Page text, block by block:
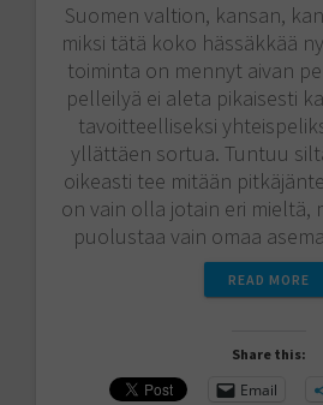
Suomen valtion, kansan,
miksi tätä koko hässäkkää
toiminta on mennyt aivan
pelleilyä ei aleta pikaisesti
tavoitteelliseksi
yllättäen sortua. Tuntuu
oikeasti tee mitään
on vain olla jotain eri mieltä,
puolustaa vain omaa
READ MORE
Share this:
Email